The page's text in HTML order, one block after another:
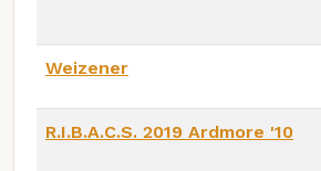
Weizener
R.I.B.A.C.S. 2019 Ardmore '10